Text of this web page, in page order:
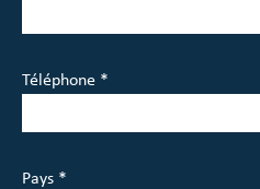
Téléphone *
Pays *